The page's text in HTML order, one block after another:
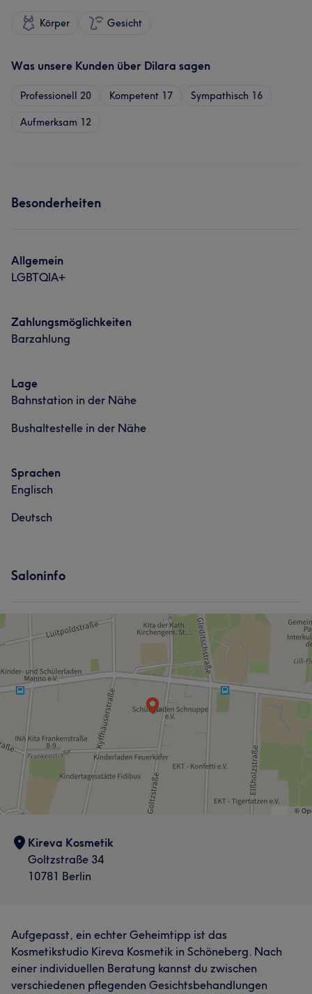
Körper Gesicht
Was unsere Kunden über Dilara sagen
Professionell 20 Kompetent 17 Sympathisch 16
Aufmerksam 12
Besonderheiten
Allgemein
LGBTQIA+
Zahlungsmöglichkeiten
Barzahlung
Lage
Bahnstation in der Nähe
Bushaltestelle in der Nähe
Sprachen
Englisch
Deutsch
Saloninfo
Kireva Kosmetik
Goltzstraße 34
10781 Berlin
Aufgepasst, ein echter Geheimtipp ist das
Kosmetikstudio Kireva Kosmetik in Schöneberg. Nach
einer individuellen Beratung kannst du zwischen
verschiedenen pflegenden Gesichtsbehandlungen